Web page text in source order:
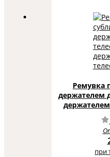
Ремувка
держателем
при